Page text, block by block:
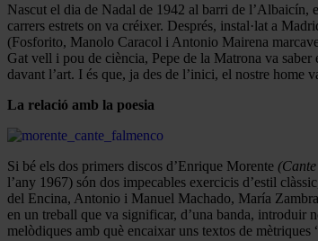
Nascut el dia de Nadal de 1942 al barri de l’Albaicín,
carrers estrets on va créixer. Després, instal·lat a
(Fosforito, Manolo Caracol i Antonio Mairena
Gat vell i pou de ciència, Pepe de la Matrona va
davant l’art. I és que, ja des de l’inici, el nostre home
La relació amb la poesia
Si bé els dos primers discos d’Enrique Morente (Cante
l’any 1967) són dos impecables exercicis d’estil
del Encina, Antonio i Manuel Machado, María
en un treball que va significar, d’una banda, introduir
melòdiques amb què encaixar uns textos de mètriques